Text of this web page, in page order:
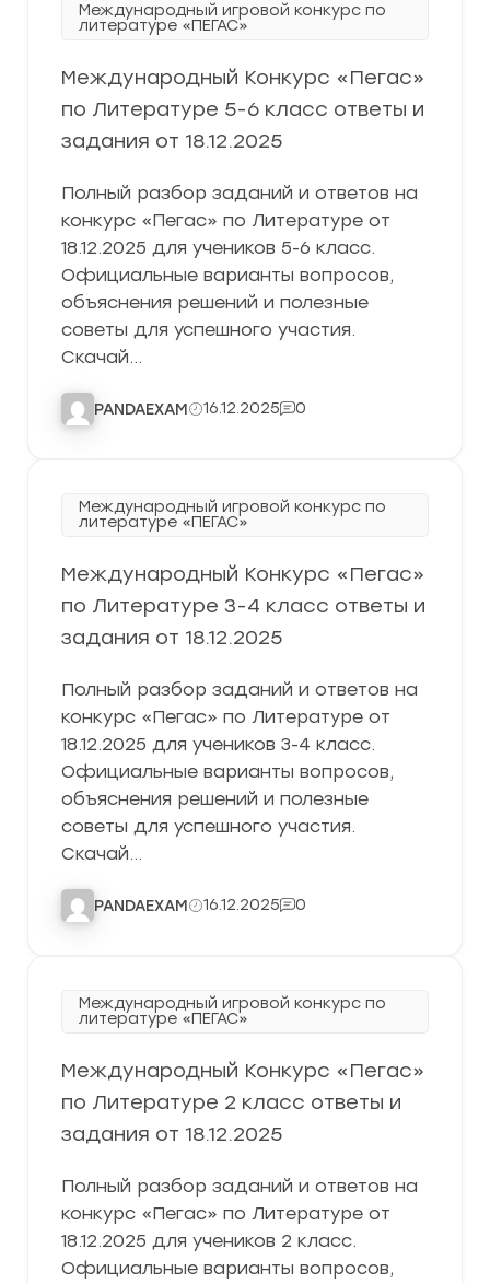
Международный игровой конкурс по
литературе «ПЕГАС»
Международный Конкурс «Пегас»
по Литературе 5-6 класс ответы и
задания от 18.12.2025
Полный разбор заданий и ответов на
конкурс «Пегас» по Литературе от
18.12.2025 для учеников 5-6 класс.
Официальные варианты вопросов,
объяснения решений и полезные
советы для успешного участия.
Скачай…
PANDAEXAM 16.12.2025 0
Международный игровой конкурс по
литературе «ПЕГАС»
Международный Конкурс «Пегас»
по Литературе 3-4 класс ответы и
задания от 18.12.2025
Полный разбор заданий и ответов на
конкурс «Пегас» по Литературе от
18.12.2025 для учеников 3-4 класс.
Официальные варианты вопросов,
объяснения решений и полезные
советы для успешного участия.
Скачай…
PANDAEXAM 16.12.2025 0
Международный игровой конкурс по
литературе «ПЕГАС»
Международный Конкурс «Пегас»
по Литературе 2 класс ответы и
задания от 18.12.2025
Полный разбор заданий и ответов на
конкурс «Пегас» по Литературе от
18.12.2025 для учеников 2 класс.
Официальные варианты вопросов,